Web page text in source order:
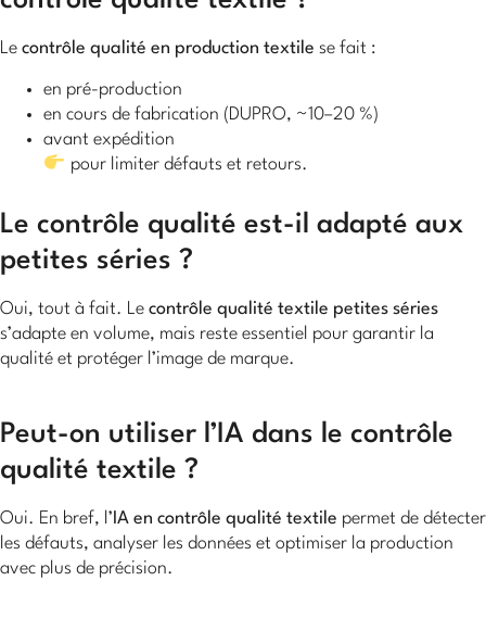
Le contrôle qualité en production textile se fait :
en pré-production
en cours de fabrication (DUPRO, ~10–20 %)
avant expédition
pour limiter défauts et retours.
Le contrôle qualité est-il adapté aux
petites séries ?
Oui, tout à fait. Le contrôle qualité textile petites séries
s’adapte en volume, mais reste essentiel pour garantir la
qualité et protéger l’image de marque.
Peut-on utiliser l’IA dans le contrôle
qualité textile ?
Oui. En bref, l’ IA en contrôle qualité textile permet de détecter
les défauts, analyser les données et optimiser la production
avec plus de précision.